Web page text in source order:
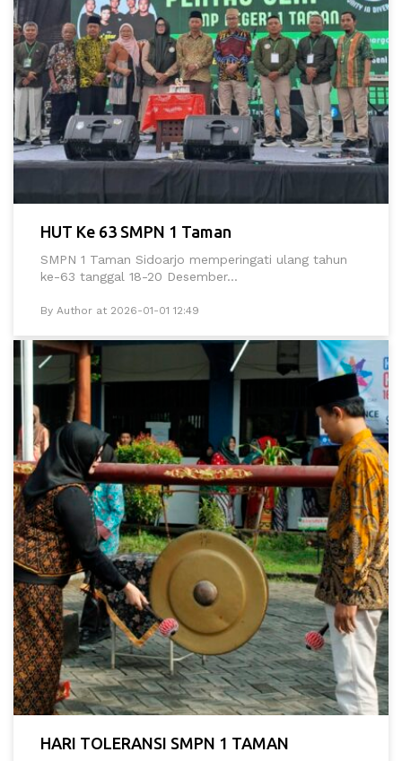
HUT Ke 63 SMPN 1 Taman
SMPN 1 Taman Sidoarjo memperingati ulang tahun
ke-63 tanggal 18-20 Desember...
By Author at 2026-01-01 12:49
HARI TOLERANSI SMPN 1 TAMAN